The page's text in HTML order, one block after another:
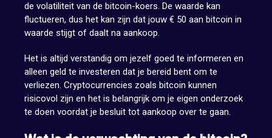
de volatiliteit van de bitcoin-koers. De waarde kan
fluctueren, dus het kan zijn dat jouw € 50 aan bitcoin in
waarde stijgt of daalt na aankoop.
Het is altijd verstandig om jezelf goed te informeren en
alleen geld te investeren dat je bereid bent om te
verliezen. Cryptocurrencies zoals bitcoin kunnen
risicovol zijn en het is belangrijk om je eigen onderzoek
te doen voordat je besluit tot aankoop over te gaan.